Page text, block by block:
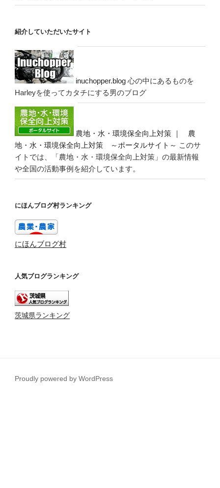
紹介していただいたサイト
inuchopper.blog 心の中にあるものを
Harleyを使ってカタチにする男のブログ
農地・水・環境保全向上対策 ｜ 農
地・水・環境保全向上対策 ～ポータルサイト～ このサ
イトでは、「農地・水・環境保全向上対策」の最新情報
や全国の活動事例を紹介しています。
にほんブログ村ランキング
にほんブログ村
人気ブログランキング
茨城県ランキング
Proudly powered by WordPress